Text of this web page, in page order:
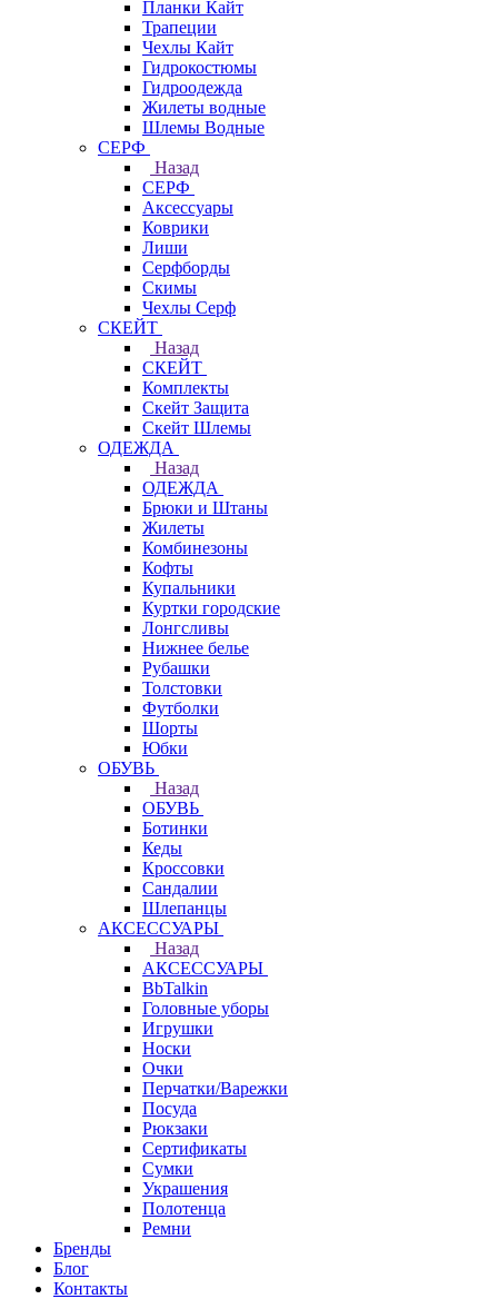
Планки Кайт
Трапеции
Чехлы Кайт
Гидрокостюмы
Гидроодежда
Жилеты водные
Шлемы Водные
СЕРФ
Назад
СЕРФ
Аксессуары
Коврики
Лиши
Серфборды
Скимы
Чехлы Cерф
СКЕЙТ
Назад
СКЕЙТ
Комплекты
Скейт Защита
Скейт Шлемы
ОДЕЖДА
Назад
ОДЕЖДА
Брюки и Штаны
Жилеты
Комбинезоны
Кофты
Купальники
Куртки городские
Лонгсливы
Нижнее белье
Рубашки
Толстовки
Футболки
Шорты
Юбки
ОБУВЬ
Назад
ОБУВЬ
Ботинки
Кеды
Кроссовки
Сандалии
Шлепанцы
АКСЕССУАРЫ
Назад
АКСЕССУАРЫ
BbTalkin
Головные уборы
Игрушки
Носки
Очки
Перчатки/Варежки
Посуда
Рюкзаки
Сертификаты
Сумки
Украшения
Полотенца
Ремни
Бренды
Блог
Контакты